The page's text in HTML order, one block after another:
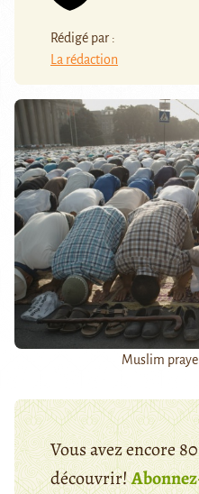
Rédigé par :
La rédaction
Muslim
Vous avez encore
découvrir!